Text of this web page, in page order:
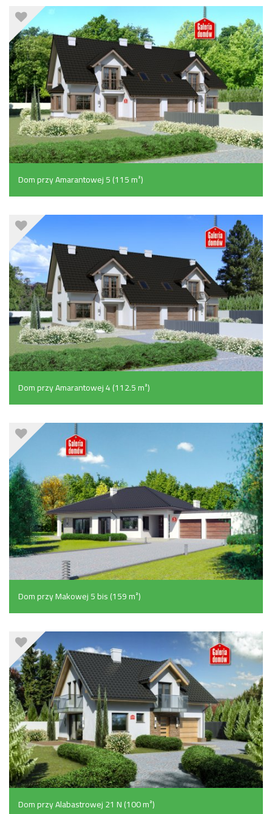
Dom przy Amarantowej 5 (115 m²)
Dom przy Amarantowej 4 (112.5 m²)
Dom przy Makowej 5 bis (159 m²)
Dom przy Alabastrowej 21 N (100 m²)